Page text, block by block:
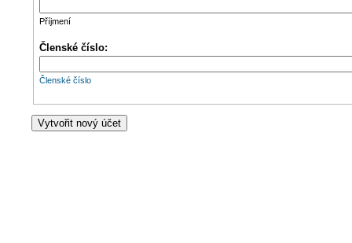
Příjmení
Členské číslo:
Členské číslo